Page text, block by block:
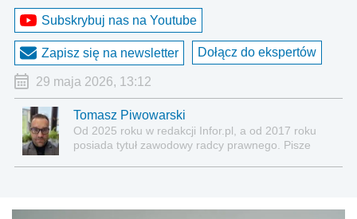
Subskrybuj nas na Youtube
Zapisz się na newsletter Dołącz do ekspertów
29 maja 2026, 13:12
Tomasz Piwowarski
Od 2025 roku w redakcji Infor.pl, a od 2017 roku
posiada tytuł zawodowy radcy prawnego. Pisze